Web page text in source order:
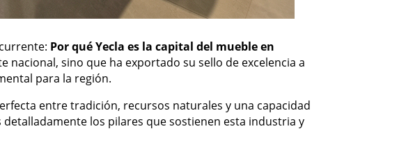
Por qué Yecla es la capital del mueble en
sino que ha exportado su sello de excelencia a
para la región.
entre tradición, recursos naturales y una capacidad
los pilares que sostienen esta industria y